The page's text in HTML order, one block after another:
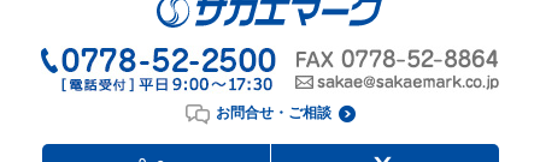
お問合せ・ご相談